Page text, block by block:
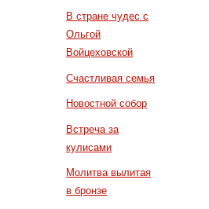
В стране чудес с
Ольгой
Войцеховской
Счастливая семья
Новостной собор
Встреча за
кулисами
Молитва вылитая
в бронзе